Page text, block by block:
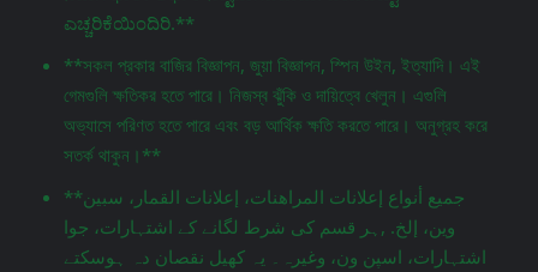
ಎಚ್ಚರಿಕೆಯಿಂದಿರಿ.**
**সকল প্রকার বাজির বিজ্ঞাপন, জুয়া বিজ্ঞাপন, স্পিন উইন, ইত্যাদি। এই
গেমগুলি ক্ষতিকর হতে পারে। নিজস্ব ঝুঁকি ও দায়িত্বে খেলুন। এগুলি
অভ্যাসে পরিণত হতে পারে এবং বড় আর্থিক ক্ষতি করতে পারে। অনুগ্রহ করে
সতর্ক থাকুন।**
**جميع أنواع إعلانات المراهنات، إعلانات القمار، سبين
وين، إلخ. ,ہر قسم کی شرط لگانے کے اشتہارات، جوا
اشتہارات، اسپن ون، وغیرہ۔ یہ کھیل نقصان دہ ہوسکتے